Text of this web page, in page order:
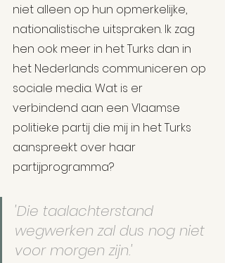
niet alleen op hun opmerkelijke,
nationalistische uitspraken. Ik zag
hen ook meer in het Turks dan in
het Nederlands communiceren op
sociale media. Wat is er
verbindend aan een Vlaamse
politieke partij die mij in het Turks
aanspreekt over haar
partijprogramma?
'Die taalachterstand
wegwerken zal dus nog niet
voor morgen zijn.'